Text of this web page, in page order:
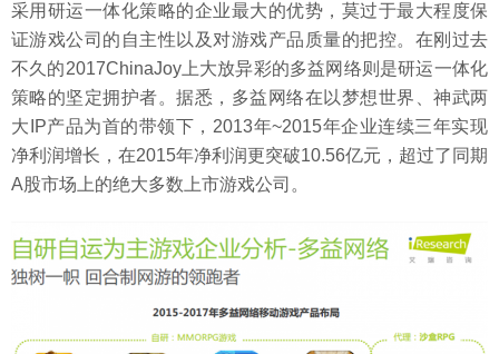
采用研运一体化策略的企业最大的优势，莫过于最大程度保
证游戏公司的自主性以及对游戏产品质量的把控。在刚过去
不久的2017ChinaJoy上大放异彩的多益网络则是研运一体化
策略的坚定拥护者。据悉，多益网络在以梦想世界、神武两
大IP产品为首的带领下，2013年~2015年企业连续三年实现
净利润增长，在2015年净利润更突破10.56亿元，超过了同期
A股市场上的绝大多数上市游戏公司。